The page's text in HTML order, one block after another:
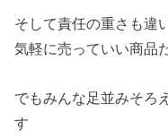
そして責任の重さも違
気軽に売っていい商品
でもみんな足並みそろ
す